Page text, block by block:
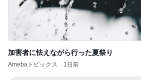
加害者に怯えながら行った夏祭り
Amebaトピックス 1日前